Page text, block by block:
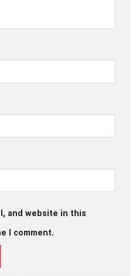
and website in this
I comment.